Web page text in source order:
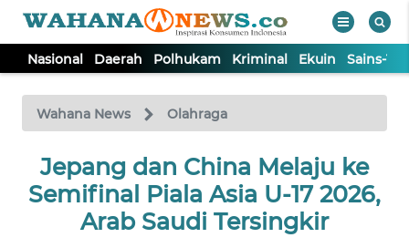
Nasional Daerah Polhukam Kriminal Ekuin Sains-
Wahana News Olahraga
Jepang dan China Melaju ke
Semifinal Piala Asia U-17 2026,
Arab Saudi Tersingkir
TV
Tutup
NASIONAL